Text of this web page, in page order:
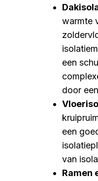
warmte
een
door
een
van
Ramen